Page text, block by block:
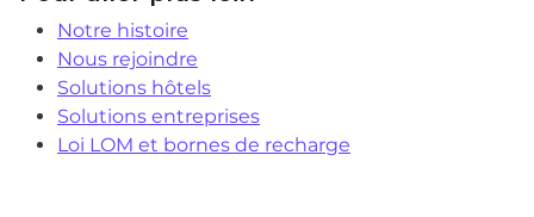
Notre histoire
Nous rejoindre
Solutions hôtels
Solutions entreprises
Loi LOM et bornes de recharge